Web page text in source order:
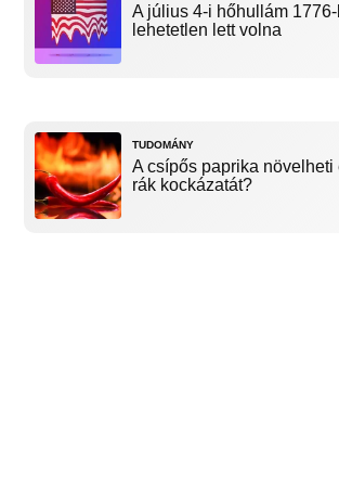
A július 4-i hőhullám
lehetetlen lett volna
TUDOMÁNY
A csípős paprika
rák kockázatát?